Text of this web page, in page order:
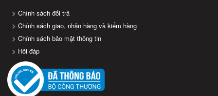
doanh nghiệp tiết kiệm chi phí nhân công và thời gian in ấn.
Tăng tính chuyên nghiệp: Tem nhãn in ra rõ ràng, đẹp mắt giúp
nâng cao hình ảnh sản phẩm và thương hiệu.
Giảm thiểu lỗi
các sai sót khi viết tay hoặc nhập thủ công.
Thân thiện với người dùng: Giao diện dễ sử dụng, dễ thay giấy
Chính sách đổi trả
Chính sách giao, nhận hàng và kiểm hàng
Chính sách bảo mật thông tin
Hỏi đáp